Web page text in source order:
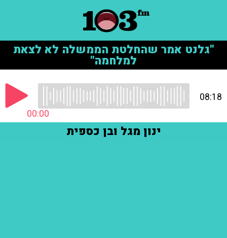
"גלנט אמר שהחלטת הממשלה לא לצאת
למלחמה"
00:00
08:18
ינון מגל ובן כספית